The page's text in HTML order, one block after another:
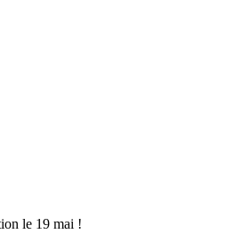
le 19 mai !